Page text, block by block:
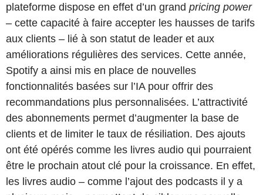
plateforme dispose en effet d’un grand pricing power
– cette capacité à faire accepter les hausses de tarifs
aux clients – lié à son statut de leader et aux
améliorations régulières des services. Cette année,
Spotify a ainsi mis en place de nouvelles
fonctionnalités basées sur l’IA pour offrir des
recommandations plus personnalisées. L’attractivité
des abonnements permet d’augmenter la base de
clients et de limiter le taux de résiliation. Des ajouts
ont été opérés comme les livres audio qui pourraient
être le prochain atout clé pour la croissance. En effet,
les livres audio – comme l’ajout des podcasts il y a